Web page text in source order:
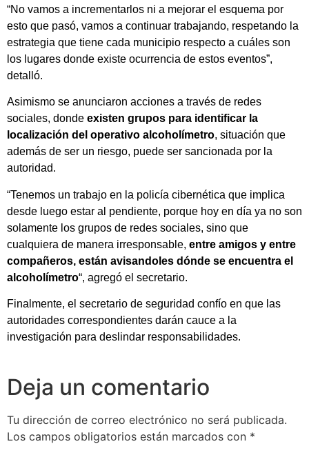
“No vamos a incrementarlos ni a mejorar el esquema por
esto que pasó, vamos a continuar trabajando, respetando la
estrategia que tiene cada municipio respecto a cuáles son
los lugares donde existe ocurrencia de estos eventos”,
detalló.
Asimismo se anunciaron acciones a través de redes
sociales, donde existen grupos para identificar la
localización del operativo alcoholímetro, situación que
además de ser un riesgo, puede ser sancionada por la
autoridad.
“Tenemos un trabajo en la policía cibernética que implica
desde luego estar al pendiente, porque hoy en día ya no son
solamente los grupos de redes sociales, sino que
cualquiera de manera irresponsable, entre amigos y entre
compañeros, están avisandoles dónde se encuentra el
alcoholímetro“, agregó el secretario.
Finalmente, el secretario de seguridad confío en que las
autoridades correspondientes darán cauce a la
investigación para deslindar responsabilidades.
Deja un comentario
Tu dirección de correo electrónico no será publicada.
Los campos obligatorios están marcados con *